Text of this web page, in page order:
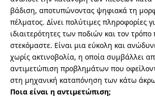
βάδιση, αποτυπώνοντας ψηφιακά τη
πέλματος. Δίνει πολύτιμες πληροφορίες
ιδιαιτερότητες των ποδιών και τον
στεκόμαστε. Είναι μια εύκολη και
χωρίς ακτινοβολία, η οποία συμβάλλει
αντιμετώπιση προβλημάτων που
στη μηχανική καταπόνηση των κάτω
Ποια είναι η αντιμετώπιση;